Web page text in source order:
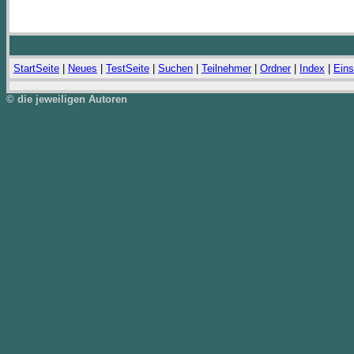
StartSeite Neues TestSeite Suchen Teilnehmer| Ordner| Index
© die jeweiligen Autoren